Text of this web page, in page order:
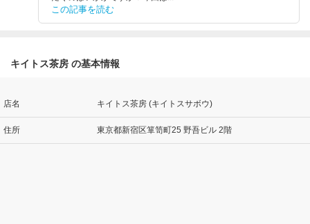
この記事を読む
キイトス茶房 の基本情報
店名 キイトス茶房 (キイトスサボウ)
住所 東京都新宿区箪笥町25 野吾ビル 2階